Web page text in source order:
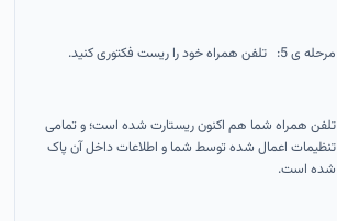
مرحله ی 5: تلفن همراه خود را ریست فکتوری کنید.
تلفن همراه شما هم اکنون ریستارت شده است؛ و تمامی
تنظیمات اعمال شده توسط شما و اطلاعات داخل آن پاک
شده است.